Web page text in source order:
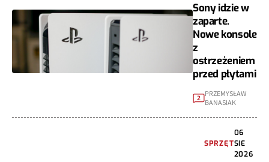
Sony idzie w
zaparte.
Nowe konsole
z
ostrzeżeniem
przed płytami
2 PRZEMYSŁAW
BANASIAK
SPRZĘT
06
SIE
2026